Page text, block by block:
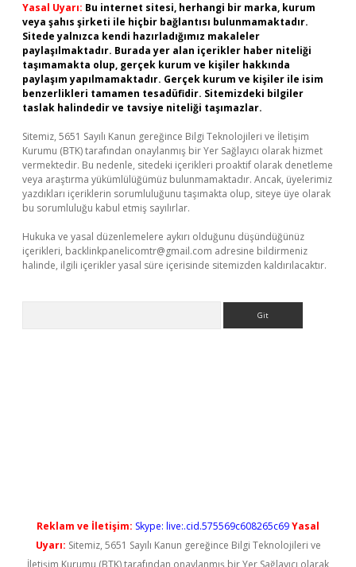
Yasal Uyarı: Bu internet sitesi, herhangi bir marka, kurum
veya şahıs şirketi ile hiçbir bağlantısı bulunmamaktadır.
Sitede yalnızca kendi hazırladığımız makaleler
paylaşılmaktadır. Burada yer alan içerikler haber niteliği
taşımamakta olup, gerçek kurum ve kişiler hakkında
paylaşım yapılmamaktadır. Gerçek kurum ve kişiler ile isim
benzerlikleri tamamen tesadüfidir. Sitemizdeki bilgiler
taslak halindedir ve tavsiye niteliği taşımazlar.
Sitemiz, 5651 Sayılı Kanun gereğince Bilgi Teknolojileri ve İletişim
Kurumu (BTK) tarafından onaylanmış bir Yer Sağlayıcı olarak hizmet
vermektedir. Bu nedenle, sitedeki içerikleri proaktif olarak denetleme
veya araştırma yükümlülüğümüz bulunmamaktadır. Ancak, üyelerimiz
yazdıkları içeriklerin sorumluluğunu taşımakta olup, siteye üye olarak
bu sorumluluğu kabul etmiş sayılırlar.
Hukuka ve yasal düzenlemelere aykırı olduğunu düşündüğünüz
içerikleri, backlinkpanelicomtr@gmail.com adresine bildirmeniz
halinde, ilgili içerikler yasal süre içerisinde sitemizden kaldırılacaktır.
Reklam ve İletişim: Skype: live:.cid.575569c608265c69Yasal
Uyarı: Sitemiz, 5651 Sayılı Kanun gereğince Bilgi Teknolojileri ve
İletişim Kurumu (BTK) tarafından onaylanmış bir Yer Sağlayıcı olarak